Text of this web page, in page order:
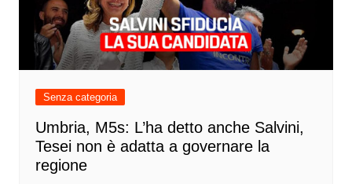
Senza categoria
Umbria, M5s: L’ha detto anche Salvini,
Tesei non è adatta a governare la
regione